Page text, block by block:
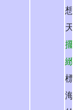
想
天
擺
緻
標
海